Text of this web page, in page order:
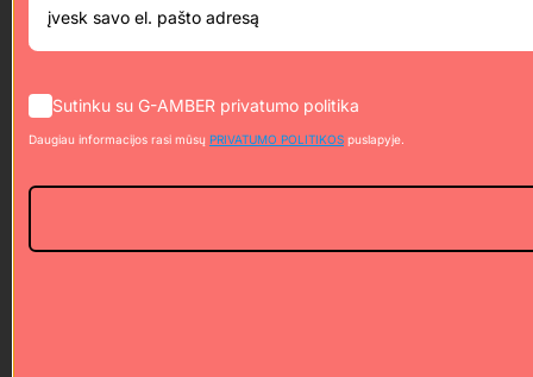
Sutinku su G-AMBER privatumo politika
Daugiau informacijos rasi mūsų PRIVATUMO POLITIKOS puslapyje.